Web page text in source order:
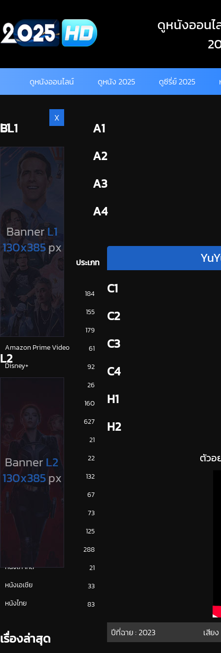
content
ดูหนังออนไ
ดูหนังออนไลน์ ดูหนัง 2025 ดูซีรี่ย์ 2025
BL1
BL2
A1
A2
A3
A4
ประเภท
การ์ตูน
184
ดูซีรี่ย์ 2025
155
179
Amazon Prime Video
61
Disney+
92
26
160
627
ซีรีย์จีน
21
ซีรีย์ญี่ปุ่น
22
ซีรีย์ฝรั่ง
132
ซีรีย์เกาหลี
67
73
125
288
หนังเกาหลี
21
หนังเอเชีย
33
หนังไทย
83
เรื่องล่าสุด
C1
C2
C3
C4
H1
H2
ตัวอ
ปีที่ฉาย : 2023 เสีย
X
L1
L2